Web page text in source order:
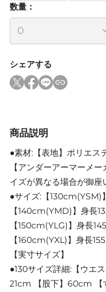
数量：
シェアする
商品説明
●素材:【表地】ポリエス
【アンダーアーマーメ
イズが異なる場合が御座
●サイズ:【130cm(YSM)
【140cm(YMD)】身長
【150cm(YLG)】身長
【160cm(YXL)】身長
【実寸サイズ】
●130サイズ詳細:【ウエ
21cm 【股下】60cm 【